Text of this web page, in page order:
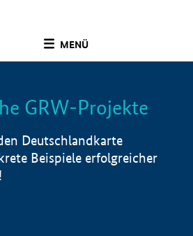
MENÜ
Info
GRW-Projekte
Deutschlandkarte
Beispiele erfolgreicher